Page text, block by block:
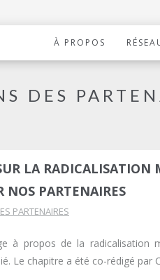
À PROPOS
DES
LA
NOS PARTENAIRES
PARTENAIRES
à propos de la
Le chapitre a été co-rédigé par